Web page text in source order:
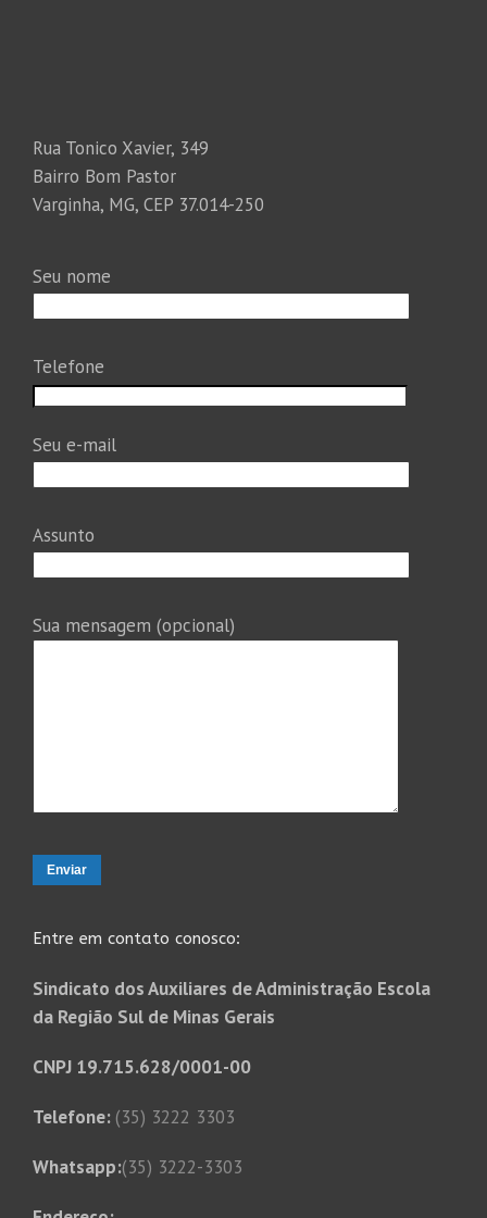
Rua Tonico Xavier, 349
Bairro Bom Pastor
Varginha, MG, CEP 37.014-250
Seu nome
Telefone
Seu e-mail
Assunto
Sua mensagem (opcional)
Entre em contato conosco:
Sindicato dos Auxiliares de Administração Escola
da Região Sul de Minas Gerais
CNPJ 19.715.628/0001-00
Telefone: (35) 3222 3303
Whatsapp:(35) 3222-3303